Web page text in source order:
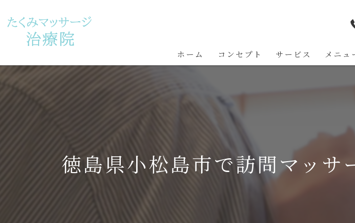
ホーム コンセプト サービス メニュ
徳島県小松島市で訪問マッサ